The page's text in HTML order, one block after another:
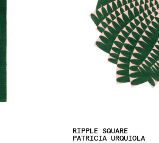
RIPPLE SQUARE
PATRICIA URQUIOLA